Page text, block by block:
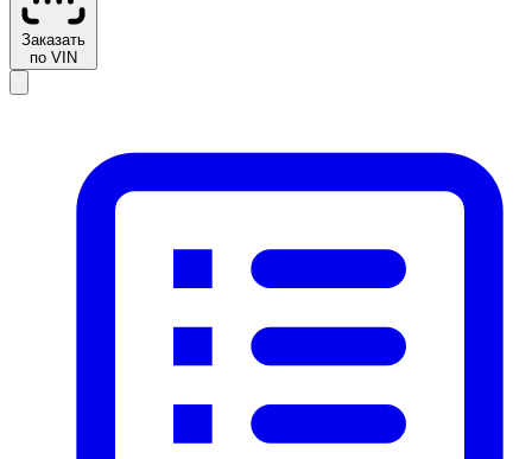
Заказать
по VIN